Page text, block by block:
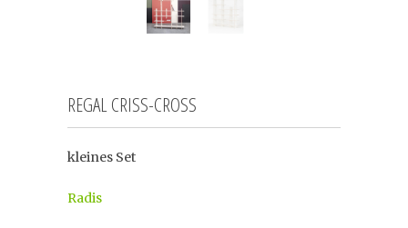
REGAL CRISS-CROSS
kleines Set
Radis